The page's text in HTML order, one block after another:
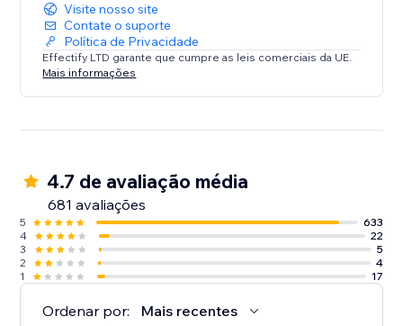
Visite nosso site
Contate o suporte
Política de Privacidade
Effectify LTD garante que cumpre as leis comerciais da UE.
Mais informações
4.7 de avaliação média
681 avaliações
5
633
4
22
3
5
2
4
1
17
Ordenar por: Mais recentes